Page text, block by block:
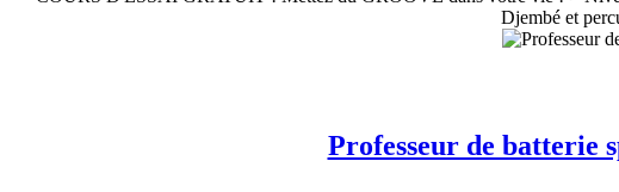
Djembé et
Professeur de batterie